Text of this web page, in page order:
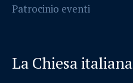
Patrocinio eventi
La Chiesa italiana